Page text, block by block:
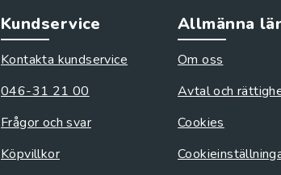
Kundservice
Kontakta kundservice
046-31 21 00
Frågor och svar
Köpvillkor
Allmänna
Om oss
Avtal och
Cookies